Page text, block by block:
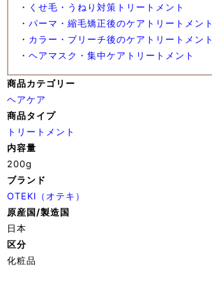
・ くせ毛・うねり対策トリートメント
・ パーマ・縮毛矯正後のケアトリートメント
・ カラー・ブリーチ後のケアトリートメント
・ ヘアマスク・集中ケアトリートメント
商品カテゴリー
ヘアケア
商品タイプ
トリートメント
内容量
200g
ブランド
OTEKI（オテキ）
原産国/製造国
日本
区分
化粧品